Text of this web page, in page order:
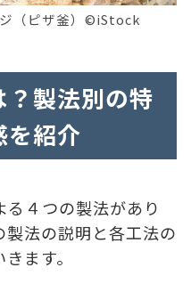
（ピザ釜）©iStock
？製法別の特
を紹介
る４つの製法があり
製法の説明と各工法の
ます。